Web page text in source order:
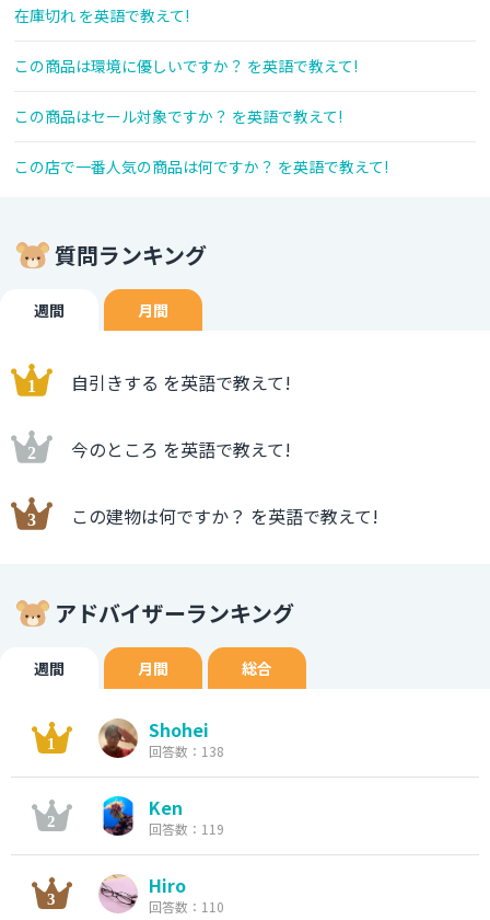
在庫切れ を英語で教えて!
この商品は環境に優しいですか？ を英語で教えて!
この商品はセール対象ですか？ を英語で教えて!
この店で一番人気の商品は何ですか？ を英語で教えて!
質問ランキング
週間 月間
自引きする を英語で教えて!
今のところ を英語で教えて!
この建物は何ですか？ を英語で教えて!
アドバイザーランキング
週間 月間 総合
Shohei
回答数：138
Ken
回答数：119
Hiro
回答数：110